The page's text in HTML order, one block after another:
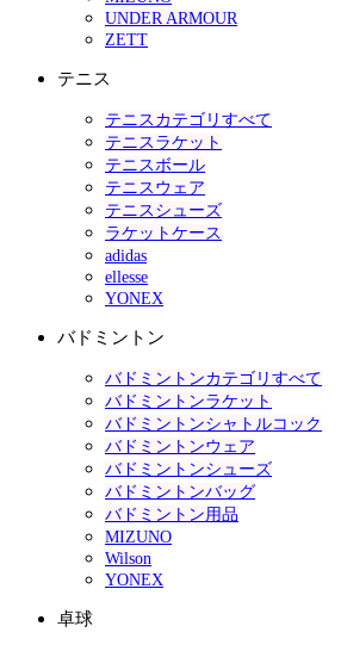
UNDER ARMOUR
ZETT
テニス
テニスカテゴリすべて
テニスラケット
テニスボール
テニスウェア
テニスシューズ
ラケットケース
adidas
ellesse
YONEX
バドミントン
バドミントンカテゴリすべて
バドミントンラケット
バドミントンシャトルコック
バドミントンウェア
バドミントンシューズ
バドミントンバッグ
バドミントン用品
MIZUNO
Wilson
YONEX
卓球